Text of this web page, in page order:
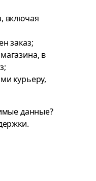
включая
заказ;
в
курьеру,
данные?
.